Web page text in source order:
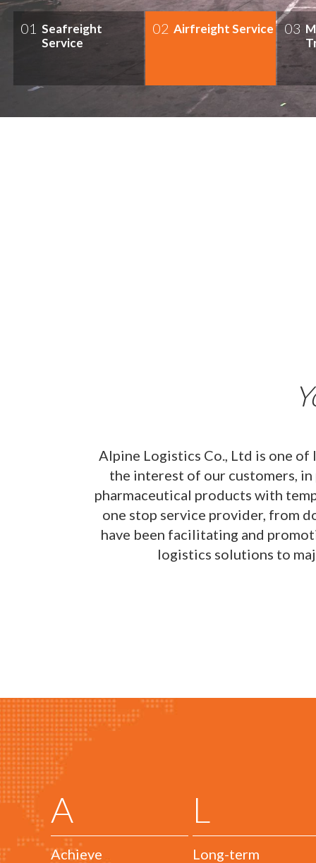
01 02 03
Alpine Logistics Co., Ltd is one
the interest of our customers,
pharmaceutical products with
one stop service provider, from
have been facilitating and
logistics solutions to
A
Achieve
L
Long-term